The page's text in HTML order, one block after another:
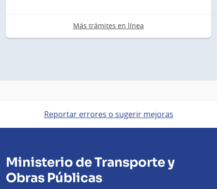
descargos
de
Más trámites en línea
Reportar errores o sugerir mejoras
Ministerio de Transporte y
Obras Públicas